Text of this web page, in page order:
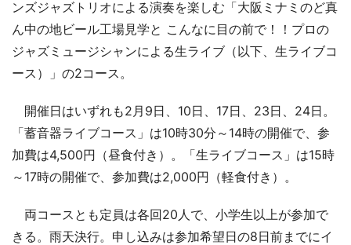
ンズジャズトリオによる演奏を楽しむ「大阪ミナミのど真
ん中の地ビール工場見学と こんなに目の前で！！プロの
ジャズミュージシャンによる生ライブ（以下、生ライブコ
ース）」の2コース。
開催日はいずれも2月9日、10日、17日、23日、24日。
「蓄音器ライブコース」は10時30分～14時の開催で、参
加費は4,500円（昼食付き）。「生ライブコース」は15時
～17時の開催で、参加費は2,000円（軽食付き）。
両コースとも定員は各回20人で、小学生以上が参加で
きる。雨天決行。申し込みは参加希望日の8日前までにイ